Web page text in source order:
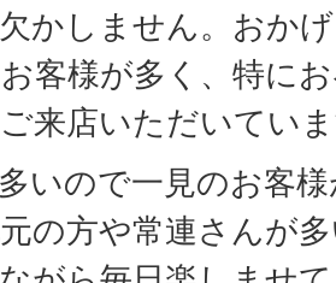
かしません。おか
客様が多く、特に
来店いただいてい
いので一見のお客
の方や常連さんが